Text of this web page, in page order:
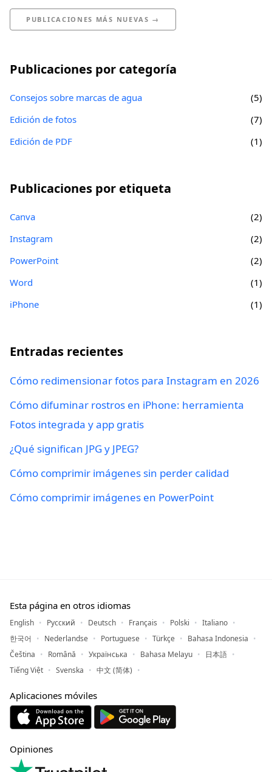
PUBLICACIONES MÁS NUEVAS →
Publicaciones por categoría
Consejos sobre marcas de agua
(5)
Edición de fotos
(7)
Edición de PDF
(1)
Publicaciones por etiqueta
Canva
(2)
Instagram
(2)
PowerPoint
(2)
Word
(1)
iPhone
(1)
Entradas recientes
Cómo redimensionar fotos para Instagram en 2026
Cómo difuminar rostros en iPhone: herramienta
Fotos integrada y app gratis
¿Qué significan JPG y JPEG?
Cómo comprimir imágenes sin perder calidad
Cómo comprimir imágenes en PowerPoint
Esta página en otros idiomas
English Русский Deutsch Français Polski
Italiano
한국어
Nederlandse Portuguese Türkçe
Bahasa Indonesia
Čeština
Română Українська Bahasa Melayu
日本語
Tiếng Việt
Svenska 中文 (简体)
Aplicaciones móviles
Opiniones